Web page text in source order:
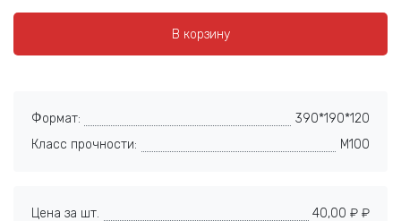
В корзину
Формат:
390*190*120
Класс прочности:
М100
Цена за шт. 40,00 ₽ ₽